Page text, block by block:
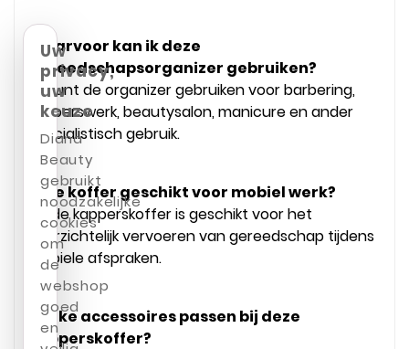
Waarvoor kan ik deze
gereedschapsorganizer gebruiken?
Je kunt de organizer gebruiken voor barbering,
kapperswerk, beautysalon, manicure en ander
specialistisch gebruik.
Is de koffer geschikt voor mobiel werk?
Ja, de kapperskoffer is geschikt voor het
overzichtelijk vervoeren van gereedschap tijdens
mobiele afspraken.
Welke accessoires passen bij deze
kapperskoffer?
Uw
privacy,
uw
keuze
Diana
Beauty
gebruikt
noodzakelijke
cookies
om
de
webshop
goed
en